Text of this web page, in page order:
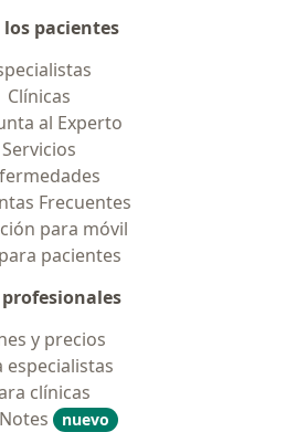
los pacientes
Clínicas
al Experto
Servicios
Frecuentes
para móvil
pacientes
y precios
especialistas
clínicas
nuevo